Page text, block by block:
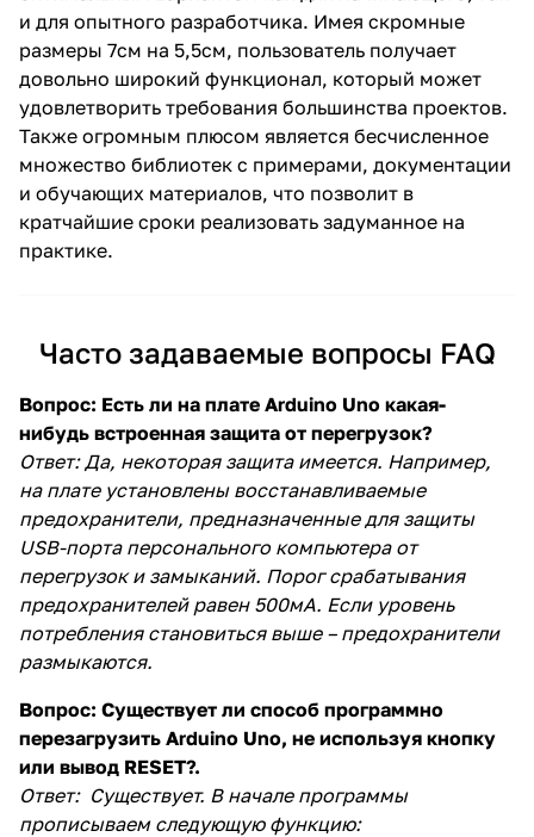
и для опытного разработчика. Имея скромные
размеры 7см на 5,5см, пользователь получает
довольно широкий функционал, который может
удовлетворить требования большинства проектов.
Также огромным плюсом является бесчисленное
множество библиотек с примерами, документации
и обучающих материалов, что позволит в
кратчайшие сроки реализовать задуманное на
практике.
Часто задаваемые вопросы FAQ
Вопрос: Есть ли на плате Arduino Uno какая-
нибудь встроенная защита от перегрузок?
Ответ:Да, некоторая защита имеется. Например,
на плате установлены восстанавливаемые
предохранители, предназначенные для защиты
USB-порта персонального компьютера от
перегрузок и замыканий. Порог срабатывания
предохранителей равен 500мА. Если уровень
потребления становиться выше – предохранители
размыкаются.
Вопрос: Существует ли способ программно
перезагрузить Arduino Uno, не используя кнопку
или вывод RESET?.
Ответ:Существует. В начале программы
прописываем следующую функцию: